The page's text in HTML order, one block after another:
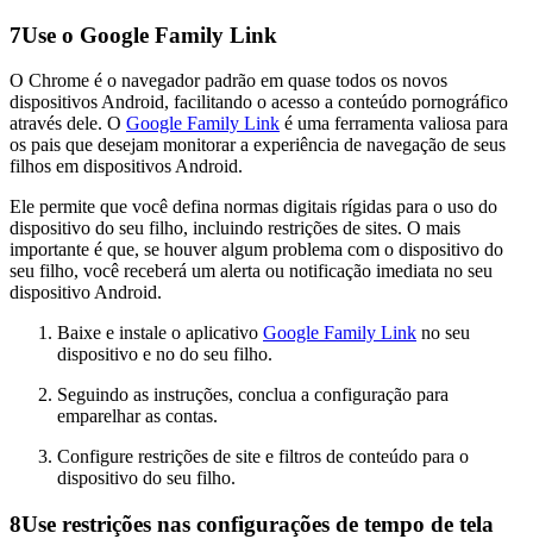
7Use o Google Family Link
O Chrome é o navegador padrão em quase todos os novos
dispositivos Android, facilitando o acesso a conteúdo pornográfico
através dele. O Google Family Link é uma ferramenta valiosa para
os pais que desejam monitorar a experiência de navegação de seus
filhos em dispositivos Android.
Ele permite que você defina normas digitais rígidas para o uso do
dispositivo do seu filho, incluindo restrições de sites. O mais
importante é que, se houver algum problema com o dispositivo do
seu filho, você receberá um alerta ou notificação imediata no seu
dispositivo Android.
Baixe e instale o aplicativo Google Family Link no seu
dispositivo e no do seu filho.
Seguindo as instruções, conclua a configuração para
emparelhar as contas.
Configure restrições de site e filtros de conteúdo para o
dispositivo do seu filho.
8Use restrições nas configurações de tempo de tela